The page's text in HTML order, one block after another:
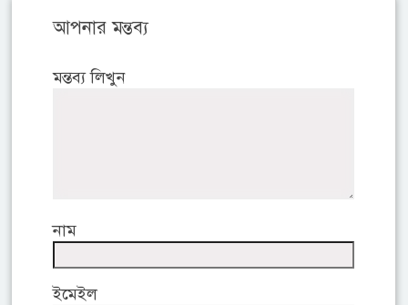
আপনার মন্তব্য
মন্তব্য লিখুন
নাম
ইমেইল